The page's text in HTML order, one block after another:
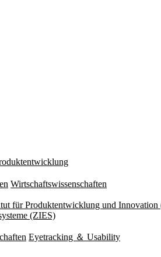
Wirtschaftswissenschaften
für Produktentwicklung und
(ZIES)
Eyetracking ＆ Usability